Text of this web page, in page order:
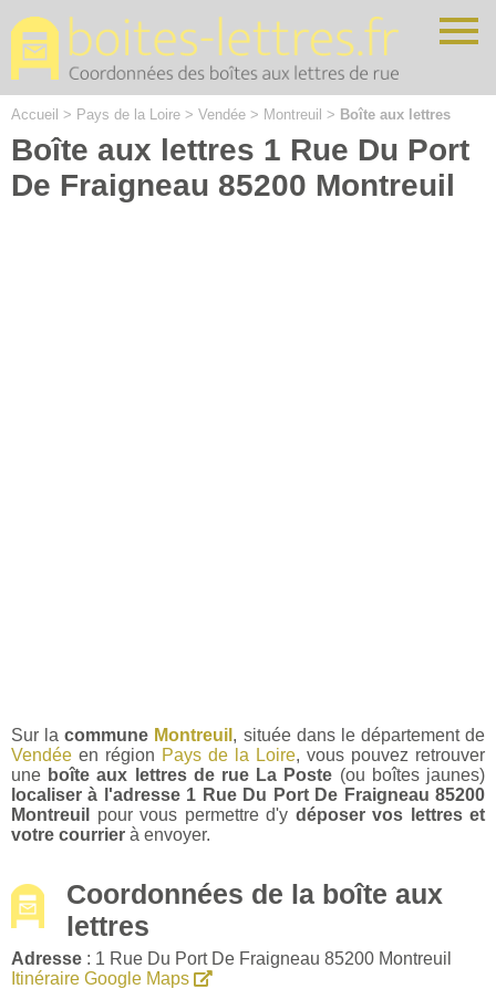
Accueil > Pays de la Loire > Vendée > Montreuil > Boîte aux lettres
Boîte aux lettres 1 Rue Du Port
De Fraigneau 85200 Montreuil
Sur lacommune Montreuil , située dans le département de
Vendée en région Pays de la Loire, vous pouvez retrouver
une boîte aux lettres de rue La Poste (ou boîtes jaunes)
localiser à l'adresse 1 Rue Du Port De Fraigneau 85200
Montreuil
pour vous permettre d'y déposer vos lettres et
votre courrier à envoyer.
Coordonnées de la boîte aux
lettres
Adresse : 1 Rue Du Port De Fraigneau 85200 Montreuil
Itinéraire Google Maps